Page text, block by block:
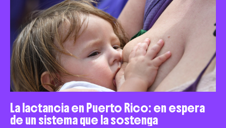
La lactancia en Puerto Rico: en espera
de un sistema que la sostenga